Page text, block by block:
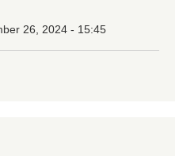
26, 2024 - 15:45